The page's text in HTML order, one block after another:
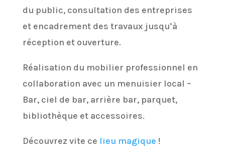
du public, consultation des entreprises
et encadrement des travaux jusqu’à
réception et ouverture.
Réalisation du mobilier professionnel en
collaboration avec un menuisier local –
Bar, ciel de bar, arrière bar, parquet,
bibliothèque et accessoires.
Découvrez vite ce lieu magique !